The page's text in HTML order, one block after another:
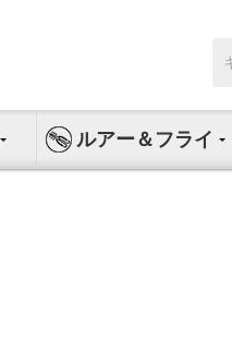
索:
ルアー＆フライ